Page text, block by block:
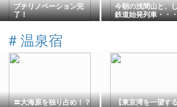
プチリノベーション完
了！
今朝の浅間山と、
鉄道始発列車・・
# 温泉宿
〓大海原を独り占め！？ 【東京湾を一望す